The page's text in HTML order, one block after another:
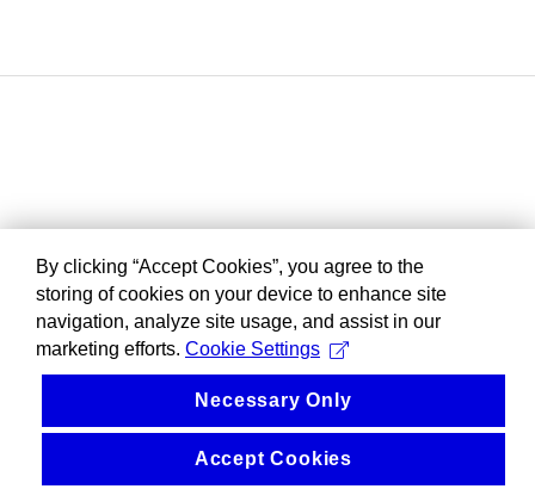
By clicking “Accept Cookies”, you agree to the
storing of cookies on your device to enhance site
navigation, analyze site usage, and assist in our
marketing efforts. Cookie Settings
Necessary Only
Accept Cookies